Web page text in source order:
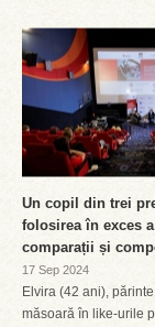
Un copil din trei
folosirea în exces
comparații și
17 Sep 2024
Elvira (42 ani),
măsoară în like-urile